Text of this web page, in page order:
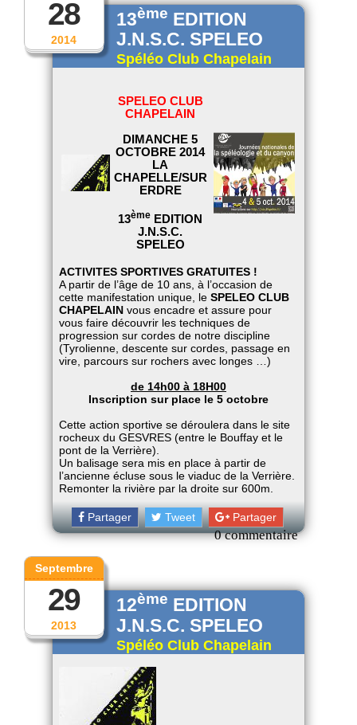
2014
28 13ème EDITION
J.N.S.C. SPELEO
Spéléo Club Chapelain
SPELEO CLUB
CHAPELAIN
DIMANCHE 5
OCTOBRE 2014
LA
CHAPELLE/SUR
ERDRE
13ème EDITION
J.N.S.C.
SPELEO
ACTIVITES SPORTIVES GRATUITES !
A partir de l’âge de 10 ans, à l’occasion de
cette manifestation unique, leSPELEO CLUB
CHAPELAIN vous encadre et assure pour
vous faire découvrir les techniques de
progression sur cordes de notre discipline
(Tyrolienne, descente sur cordes, passage en
vire, parcours sur rochers avec longes …)
de 14h00 à 18H00
Inscription sur place le 5 octobre
Cette action sportive se déroulera dans le site
rocheux du GESVRES (entre le Bouffay et le
pont de la Verrière).
Un balisage sera mis en place à partir de
l’ancienne écluse sous le viaduc de la Verrière.
Remonter la rivière par la droite sur 600m.
Partager Tweet Partager
0 commentaire
2013
Septembre
29 12ème EDITION
J.N.S.C. SPELEO
Spéléo Club Chapelain